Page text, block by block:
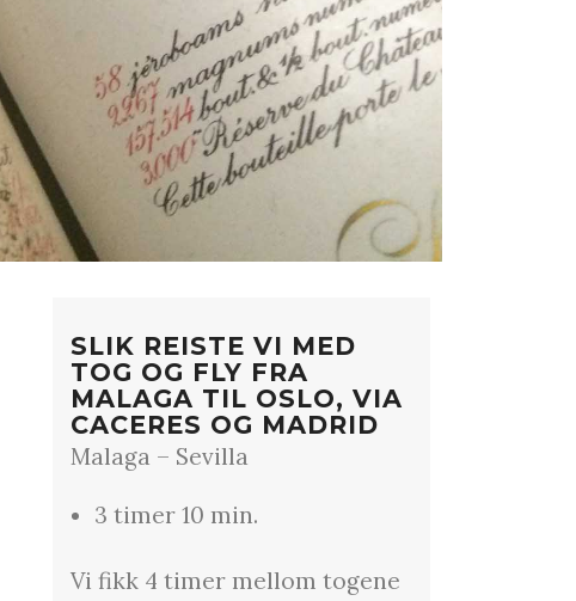
SLIK REISTE VI MED
TOG OG FLY FRA
MALAGA TIL OSLO, VIA
CACERES OG MADRID
Malaga – Sevilla
3 timer 10 min.
Vi fikk 4 timer mellom togene